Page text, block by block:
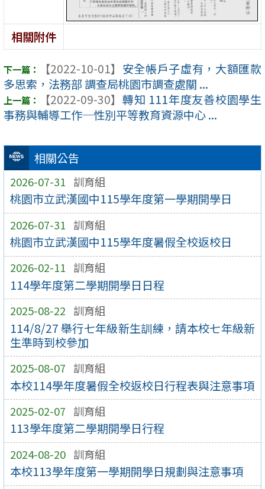
相關公告
2026-07-31 訓育組
桃園市立武漢國中115學年度第一學期開學日
2026-07-31 訓育組
桃園市立武漢國中115學年度暑假全校返校日
2026-02-11 訓育組
114學年度第二學期開學日日程
2025-08-22 訓育組
114/8/27 舉行七年級新生訓練，請本校七年級新
生準時到校參加
2025-08-07 訓育組
本校114學年度暑假全校返校日行程表與注意事項
2025-02-07 訓育組
113學年度第二學期開學日行程
2024-08-20 訓育組
本校113學年度第一學期開學日規劃與注意事項
相關附件
【2022-10-01】 安全帳戶子虛有，大額匯款
多思索，法務部 調查局桃園市調查處關 ...
【2022-09-30】 轉知 111年度友善校園學生
事務與輔導工作─性別平等教育資源中心 ...